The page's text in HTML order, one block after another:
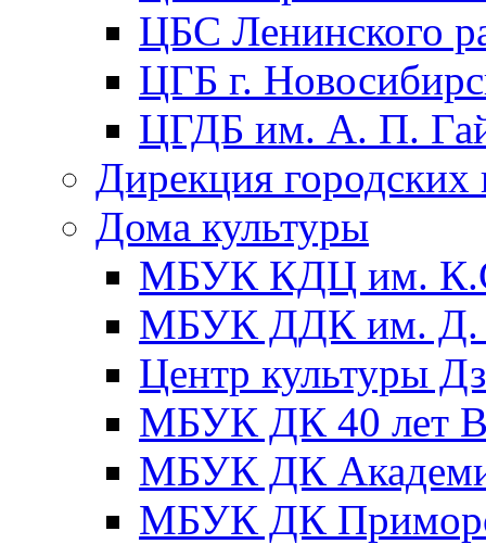
ЦБС Ленинского
ЦГБ г.
ЦГДБ им. А. П.
Дирекция городских
Дома культуры
МБУК КДЦ им.
МБУК ДДК им. Д.
Центр культуры
МБУК ДК 40 лет
МБУК ДК
МБУК ДК